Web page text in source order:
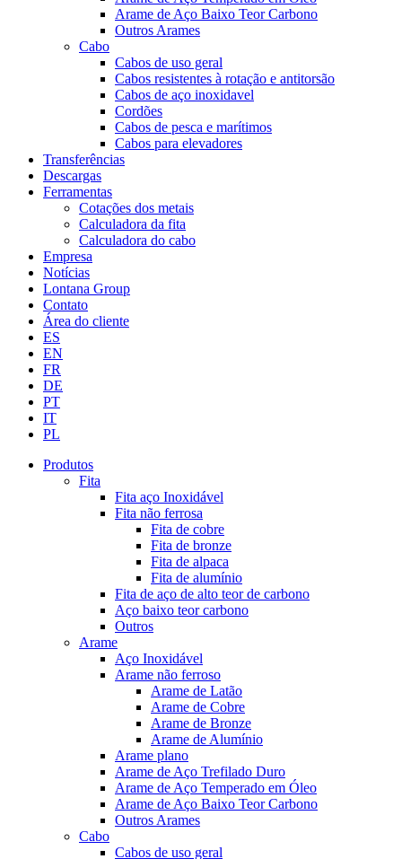
Arame de Aço Baixo Teor Carbono
Outros Arames
Cabo
Cabos de uso geral
Cabos resistentes à rotação e antitorsão
Cabos de aço inoxidavel
Cordões
Cabos de pesca e marítimos
Cabos para elevadores
Transferências
Descargas
Ferramentas
Cotações dos metais
Calculadora da fita
Calculadora do cabo
Empresa
Notícias
Lontana Group
Contato
Área do cliente
ES
EN
FR
DE
PT
IT
PL
Produtos
Fita
Fita aço Inoxidável
Fita não ferrosa
Fita de cobre
Fita de bronze
Fita de alpaca
Fita de alumínio
Fita de aço de alto teor de carbono
Aço baixo teor carbono
Outros
Arame
Aço Inoxidável
Arame não ferroso
Arame de Latão
Arame de Cobre
Arame de Bronze
Arame de Alumínio
Arame plano
Arame de Aço Trefilado Duro
Arame de Aço Temperado em Óleo
Arame de Aço Baixo Teor Carbono
Outros Arames
Cabo
Cabos de uso geral